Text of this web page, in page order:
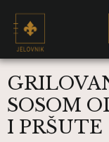
SOSOM
I PRŠUTE